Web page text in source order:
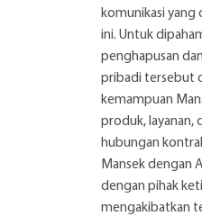
komunikasi yang
ini. Untuk
penghapusan
pribadi tersebut
kemampuan
produk, layanan,
hubungan
Mansek dengan
dengan pihak
mengakibatkan